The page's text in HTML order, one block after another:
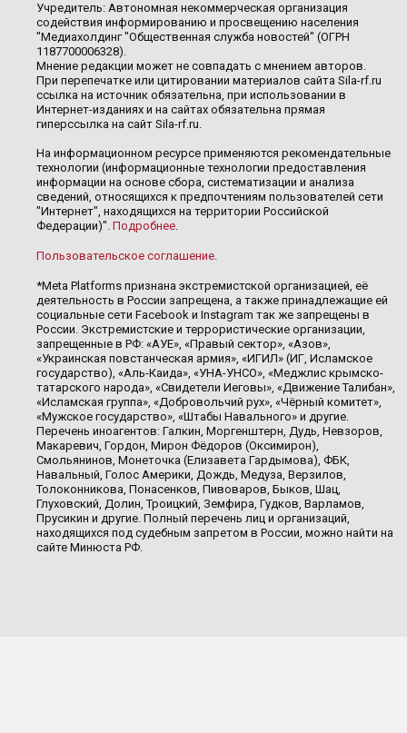
Учредитель: Автономная некоммерческая организация
содействия информированию и просвещению населения
"Медиахолдинг "Общественная служба новостей" (ОГРН
1187700006328).
Мнение редакции может не совпадать с мнением авторов.
При перепечатке или цитировании материалов сайта Sila-rf.ru
ссылка на источник обязательна, при использовании в
Интернет-изданиях и на сайтах обязательна прямая
гиперссылка на сайт Sila-rf.ru.
На информационном ресурсе применяются рекомендательные
технологии (информационные технологии предоставления
информации на основе сбора, систематизации и анализа
сведений, относящихся к предпочтениям пользователей сети
"Интернет", находящихся на территории Российской
Федерации)". Подробнее.
Пользовательское соглашение.
*Meta Platforms признана экстремистской организацией, её
деятельность в России запрещена, а также принадлежащие ей
социальные сети Facebook и Instagram так же запрещены в
России. Экстремистские и террористические организации,
запрещенные в РФ: «АУЕ», «Правый сектор», «Азов»,
«Украинская повстанческая армия», «ИГИЛ» (ИГ, Исламское
государство), «Аль-Каида», «УНА-УНСО», «Меджлис крымско-
татарского народа», «Свидетели Иеговы», «Движение Талибан»,
«Исламская группа», «Добровольчий рух», «Чёрный комитет»,
«Мужское государство», «Штабы Навального» и другие.
Перечень иноагентов: Галкин, Моргенштерн, Дудь, Невзоров,
Макаревич, Гордон, Мирон Фёдоров (Оксимирон),
Смольянинов, Монеточка (Елизавета Гардымова), ФБК,
Навальный, Голос Америки, Дождь, Медуза, Верзилов,
Толоконникова, Понасенков, Пивоваров, Быков, Шац,
Глуховский, Долин, Троицкий, Земфира, Гудков, Варламов,
Прусикин и другие. Полный перечень лиц и организаций,
находящихся под судебным запретом в России, можно найти на
сайте Минюста РФ.